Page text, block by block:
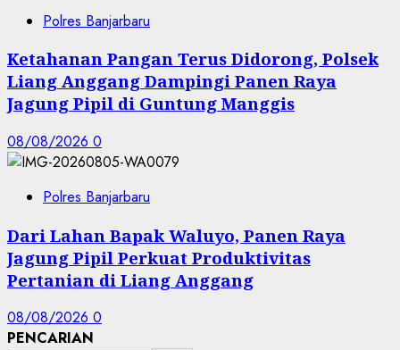
Polres Banjarbaru
Ketahanan Pangan Terus Didorong, Polsek
Liang Anggang Dampingi Panen Raya
Jagung Pipil di Guntung Manggis
08/08/2026 0
Polres Banjarbaru
Dari Lahan Bapak Waluyo, Panen Raya
Jagung Pipil Perkuat Produktivitas
Pertanian di Liang Anggang
08/08/2026 0
PENCARIAN